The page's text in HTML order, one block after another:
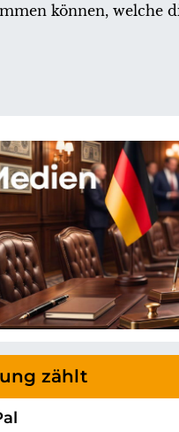
können, welche
zählt